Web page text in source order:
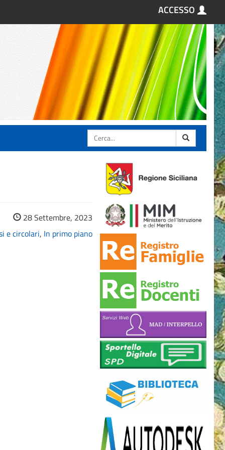
ACCESSO
Cerca
28 Settembre, 2023
e circolari, In primo piano